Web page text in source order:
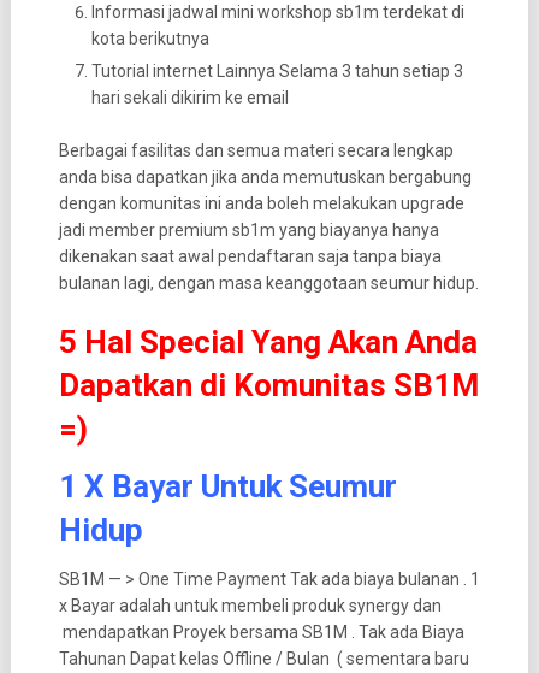
Informasi jadwal mini workshop sb1m terdekat di
kota berikutnya
Tutorial internet Lainnya Selama 3 tahun setiap 3
hari sekali dikirim ke email
Berbagai fasilitas dan semua materi secara lengkap
anda bisa dapatkan jika anda memutuskan bergabung
dengan komunitas ini anda boleh melakukan upgrade
jadi member premium sb1m yang biayanya hanya
dikenakan saat awal pendaftaran saja tanpa biaya
bulanan lagi, dengan masa keanggotaan seumur hidup.
5 Hal Special Yang Akan Anda
Dapatkan di Komunitas SB1M
=)
1 X Bayar Untuk Seumur
Hidup
SB1M — > One Time Payment Tak ada biaya bulanan . 1
x Bayar adalah untuk membeli produk synergy dan
mendapatkan Proyek bersama SB1M . Tak ada Biaya
Tahunan Dapat kelas Offline / Bulan ( sementara baru